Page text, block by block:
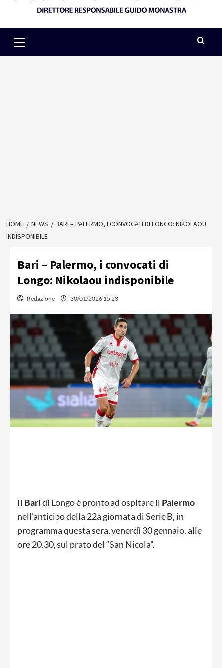
Menu
HOME NEWS
BARI – PALERMO, I CONVOCATI DI LONGO: NIKOLAOU
INDISPONIBILE
Bari – Palermo, i convocati di
Longo: Nikolaou indisponibile
Redazione 30/01/2026 15:23
Il Baridi Longo è pronto ad ospitare il Palermo
nell’anticipo della 22a giornata di Serie B, in
programma questa sera, venerdì 30 gennaio, alle
ore 20.30, sul prato del “San Nicola”.